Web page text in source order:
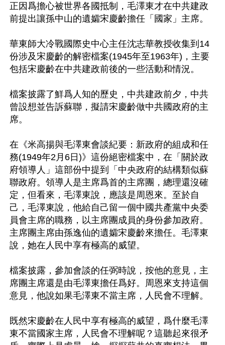
正因爲擔心被世界各國抵制，毛澤東才在中共建政
前提出讓孫中山的遺孀宋慶齡擔任「國家」主席。
華東師大冷戰國際史中心主任沈志華教授收集到14
份涉及宋慶齡的解密檔案(1945年至1963年)，主要
包括宋慶齡在中共建政前後的一些活動和情況。
檔案披露了鮮爲人知的歷史，中共建政前夕，中共
曾設想並告訴蘇聯，擬請宋慶齡做中共國政府的主
席。
在《米高揚與毛澤東會談紀要：新政府的組成和任
務(1949年2月6日)》這份絕密檔案中，在「關於政
府領導人」這部份中提到「中央政府的結構類似蘇
聯政府。領導人是主席爲首的主席團，總理還沒確
定，但看來，毛澤東說，應該是周恩來。至於自
己，毛澤東說，他給自己留一個中國共產黨中央委
員會主席的職務，以主席團成員的身份參加政府。
主席團主席由孫逸仙的遺孀宋慶齡來擔任。毛澤東
說，她在人民中享有極高的威望。
檔案披露，參加會談的任弼時說，按他的意見，主
席團主席還是由毛澤東擔任爲好。周恩來支持這個
意見，他說如果毛澤東不當主席，人民會不理解。
既然宋慶齡在人民中享有極高的威望，爲什麼毛澤
東不當國家主席，人民會不理解呢？這聽起來很矛